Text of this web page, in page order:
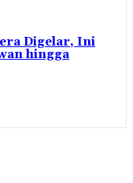
Digelar, Ini
hingga